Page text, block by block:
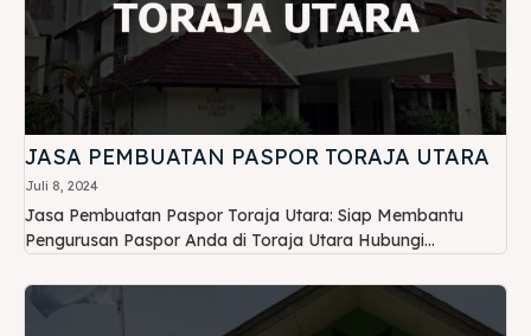
JASA PEMBUATAN PASPOR TORAJA UTARA
Juli 8, 2024
Jasa Pembuatan Paspor Toraja Utara: Siap Membantu
Pengurusan Paspor Anda di Toraja Utara Hubungi...